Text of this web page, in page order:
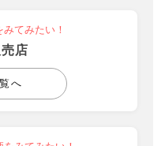
てみたい！
店
へ